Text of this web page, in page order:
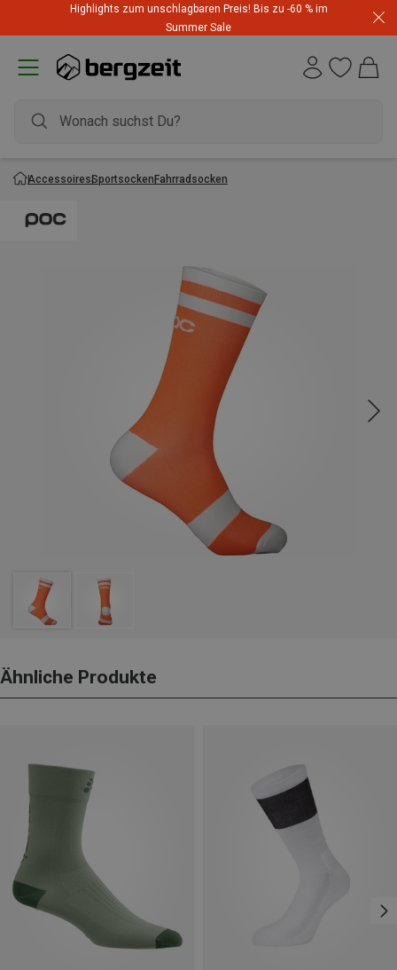
Highlights zum unschlagbaren Preis! Bis zu -60 % im
Summer Sale
AccessoiresSportsockenFahrradsocken
Ähnliche Produkte